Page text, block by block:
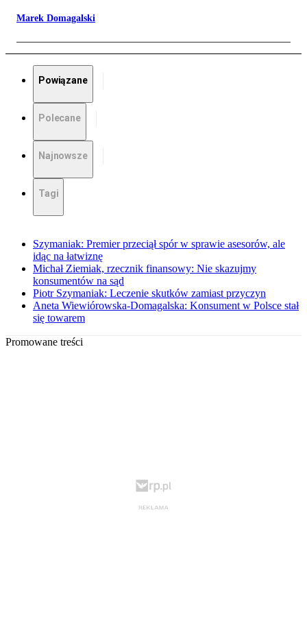
Marek Domagalski
Powiązane
Polecane
Najnowsze
Tagi
Szymaniak: Premier przeciął spór w sprawie asesorów, ale
idąc na łatwiznę
Michał Ziemiak, rzecznik finansowy: Nie skazujmy
konsumentów na sąd
Piotr Szymaniak: Leczenie skutków zamiast przyczyn
Aneta Wiewiórowska-Domagalska: Konsument w Polsce stał
się towarem
Promowane treści